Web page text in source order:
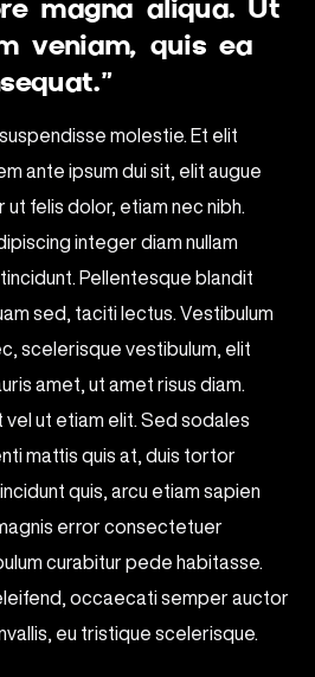
magna aliqua. Ut
veniam, quis ea
molestie. Et elit
ante ipsum dui sit, elit augue
felis dolor, etiam nec nibh.
integer diam nullam
Pellentesque blandit
sed, taciti lectus. Vestibulum
scelerisque vestibulum, elit
amet, ut amet risus diam.
ut etiam elit. Sed sodales
mattis quis at, duis tortor
quis, arcu etiam sapien
error consectetuer
curabitur pede habitasse.
occaecati semper auctor
eu tristique scelerisque.